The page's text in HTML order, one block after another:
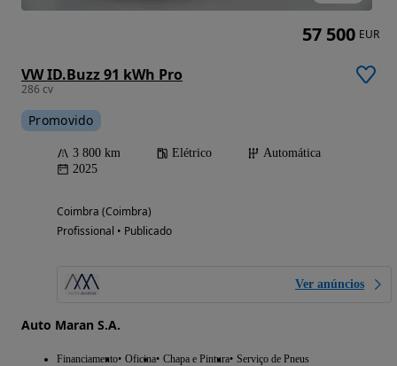
VW ID.Buzz 91 kWh Pro
286 cv
Promovido
3 800 km Elétrico
Automática
2025
Coimbra (Coimbra)
Profissional • Publicado
Ver anúncios
Auto Maran S.A.
Financiamento Oficina Chapa e Pintura Serviço de Pneus
57 500 EUR